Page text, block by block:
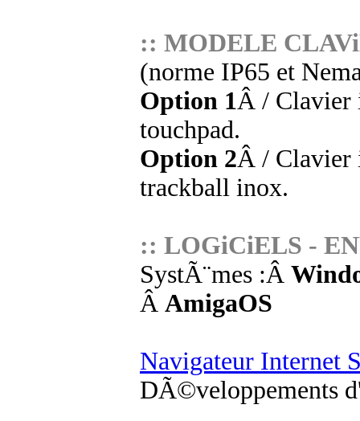
:: MODELE
(norme IP65 et
Option 1Â / Clavier
touchpad.
Option 2Â / Clavier
trackball inox.
:: LOGiCiELS -
SystÃ¨mes :Â
Â AmigaOS
Navigateur Internet
DÃ©veloppements